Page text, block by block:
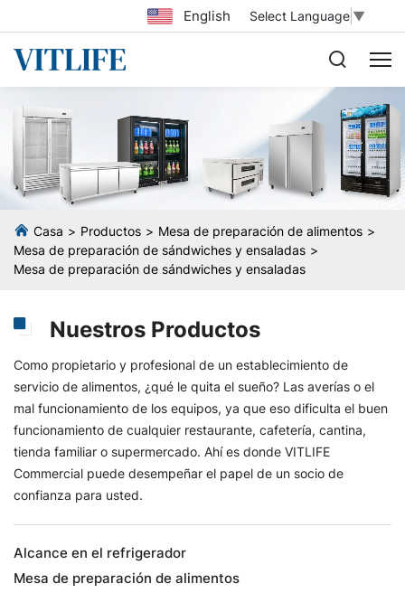
Select Language ▼
English
Casa Productos
Mesa de preparación de alimentos
Mesa de preparación de sándwiches y ensaladas
Mesa de preparación de sándwiches y ensaladas
Nuestros Productos
Como propietario y profesional de un establecimiento de
servicio de alimentos, ¿qué le quita el sueño? Las averías o el
mal funcionamiento de los equipos, ya que eso dificulta el buen
funcionamiento de cualquier restaurante, cafetería, cantina,
tienda familiar o supermercado. Ahí es donde VITLIFE
Commercial puede desempeñar el papel de un socio de
confianza para usted.
Alcance en el refrigerador
Mesa de preparación de alimentos